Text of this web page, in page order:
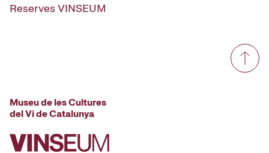
Reserves VINSEUM
Museu de les Cultures
del Vi de Catalunya